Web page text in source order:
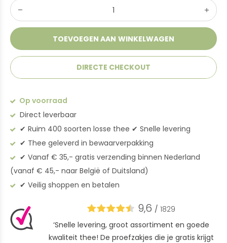
TOEVOEGEN AAN WINKELWAGEN
DIRECTE CHECKOUT
Op voorraad
Direct leverbaar
✔︎ Ruim 400 soorten losse thee ✔︎ Snelle levering
✔︎ Thee geleverd in bewaarverpakking
✔︎ Vanaf € 35,- gratis verzending binnen Nederland
(vanaf € 45,- naar België of Duitsland)
✔︎ Veilig shoppen en betalen
9,6 / 1829
‘Snelle levering, groot assortiment en goede
kwaliteit thee! De proefzakjes die je gratis krijgt